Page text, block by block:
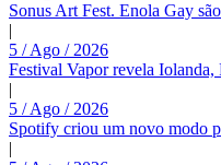
Sonus Art Fest. Enola Gay
|
5 / Ago / 2026
Festival Vapor revela
|
5 / Ago / 2026
Spotify criou um novo modo
|